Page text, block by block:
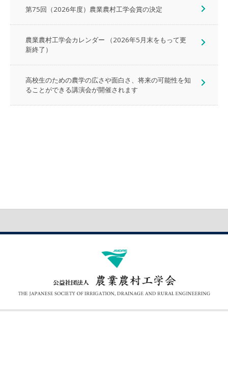
第75回（2026年度）農業農村工学会賞の決定
農業農村工学会カレンダー （2026年5月末をもって更
新終了）
高校生のための農学の広さや面白さ、将来の可能性を知
ることができる講演会が開催されます